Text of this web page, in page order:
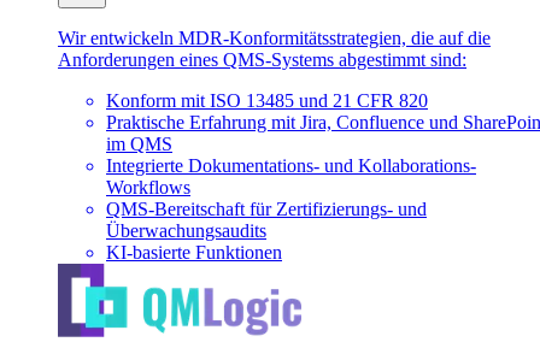
Wir entwickeln MDR-Konformitätsstrategien, die auf die
Anforderungen eines QMS-Systems abgestimmt sind:
Konform mit ISO 13485 und 21 CFR 820
Praktische Erfahrung mit Jira, Confluence und
im QMS
Integrierte Dokumentations- und Kollaborations-
Workflows
QMS-Bereitschaft für Zertifizierungs- und
Überwachungsaudits
KI-basierte Funktionen